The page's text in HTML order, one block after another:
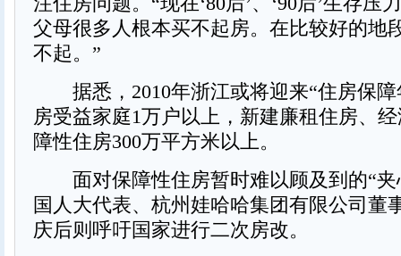
父母很多人根本买不起房。在比较好的地
不起。”
据悉，2010年浙江或将迎来“住房保障
房受益家庭1万户以上，新建廉租住房、
障性住房300万平方米以上。
面对保障性住房暂时难以顾及到的“夹
国人大代表、杭州娃哈哈集团有限公司董
庆后则呼吁国家进行二次房改。